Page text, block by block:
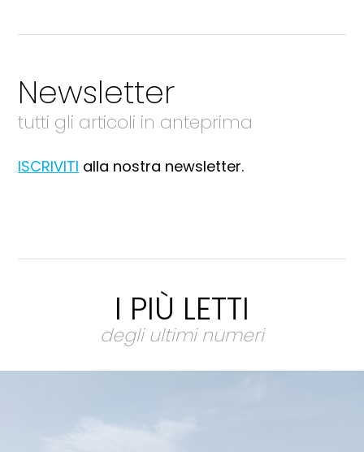
Newsletter
tutti gli articoli in anteprima
ISCRIVITI alla nostra newsletter.
I PIÙ LETTI
degli ultimi numeri